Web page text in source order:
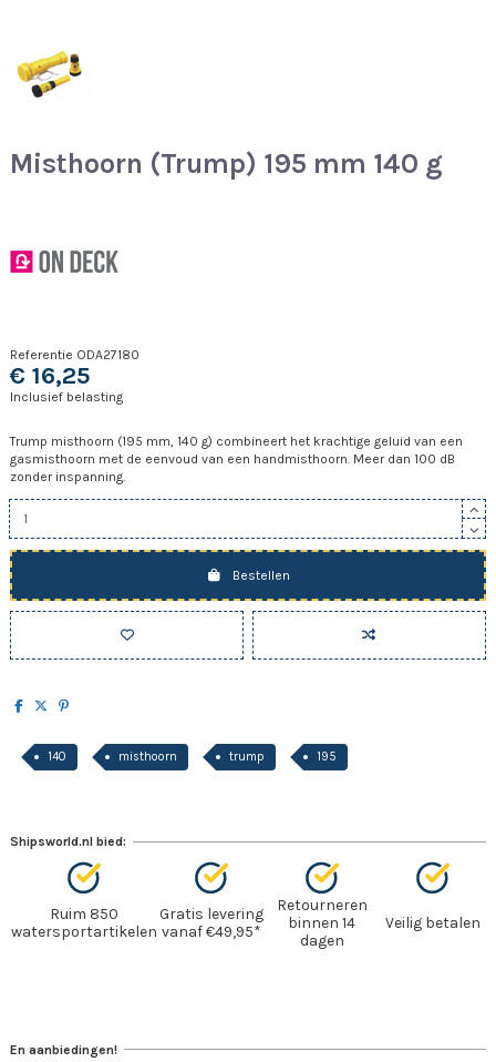
Misthoorn (Trump) 195 mm 140 g
Referentie ODA27180
€ 16,25
Inclusief belasting
Trump misthoorn (195 mm, 140 g) combineert het krachtige geluid van een
gasmisthoorn met de eenvoud van een handmisthoorn. Meer dan 100 dB
zonder inspanning.
Bestellen
140 misthoorn trump 195
Shipsworld.nl bied:
Ruim 850
watersportartikelen
Gratis levering
vanaf €49,95*
Retourneren
binnen 14
dagen
Veilig betalen
En aanbiedingen!